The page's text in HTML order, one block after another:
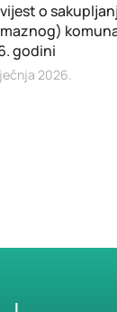
o
godini
2026.